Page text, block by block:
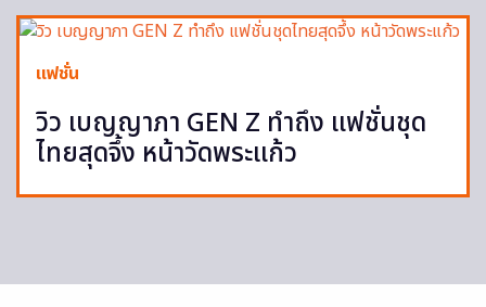
แฟชั่น
วิว เบญญาภา GEN Z ทำถึง แฟชั่นชุด
ไทยสุดจึ้ง หน้าวัดพระแก้ว